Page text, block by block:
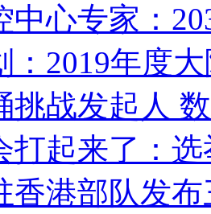
中心专家：
：2019年度
挑战发起人
打起来了：
香港部队发